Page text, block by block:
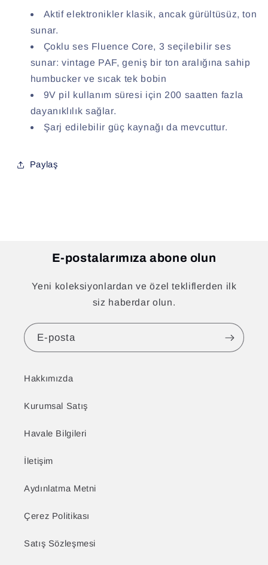
Aktif elektronikler klasik, ancak gürültüsüz, ton
sunar.
Çoklu ses Fluence Core, 3 seçilebilir ses
sunar: vintage PAF, geniş bir ton aralığına sahip
humbucker ve sıcak tek bobin
9V pil kullanım süresi için 200 saatten fazla
dayanıklılık sağlar.
Şarj edilebilir güç kaynağı da mevcuttur.
Paylaş
E-postalarımıza abone olun
Yeni koleksiyonlardan ve özel tekliflerden ilk
siz haberdar olun.
E-posta
Hakkımızda
Kurumsal Satış
Havale Bilgileri
İletişim
Aydınlatma Metni
Çerez Politikası
Satış Sözleşmesi